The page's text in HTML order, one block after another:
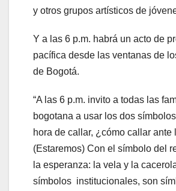
y otros grupos artísticos de
Y a las 6 p.m. habrá un acto de
pacífica desde las ventanas de
de Bogotá.
“A las 6 p.m. invito a todas las
bogotana a usar los dos
hora de callar, ¿cómo callar ante
(Estaremos) Con el símbolo del
la esperanza: la vela y la
símbolos institucionales, son